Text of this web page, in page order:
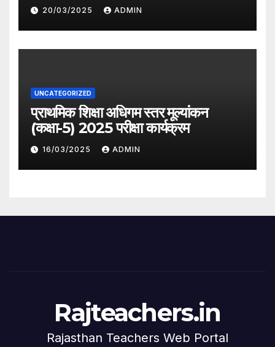
देगी सरकार
20/03/2025 ADMIN
UNCATEGORIZED
प्राथमिक शिक्षा अधिगम स्तर मूल्यांकन
(कक्षा-5) 2025 परीक्षा कार्यक्रम
16/03/2025 ADMIN
Rajteachers.in
Rajasthan Teachers Web Portal